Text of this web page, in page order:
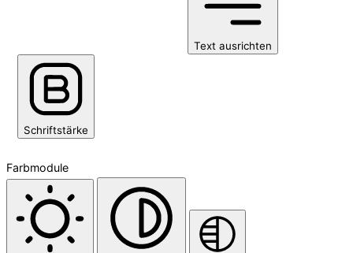
Text ausrichten
Schriftstärke
Farbmodule